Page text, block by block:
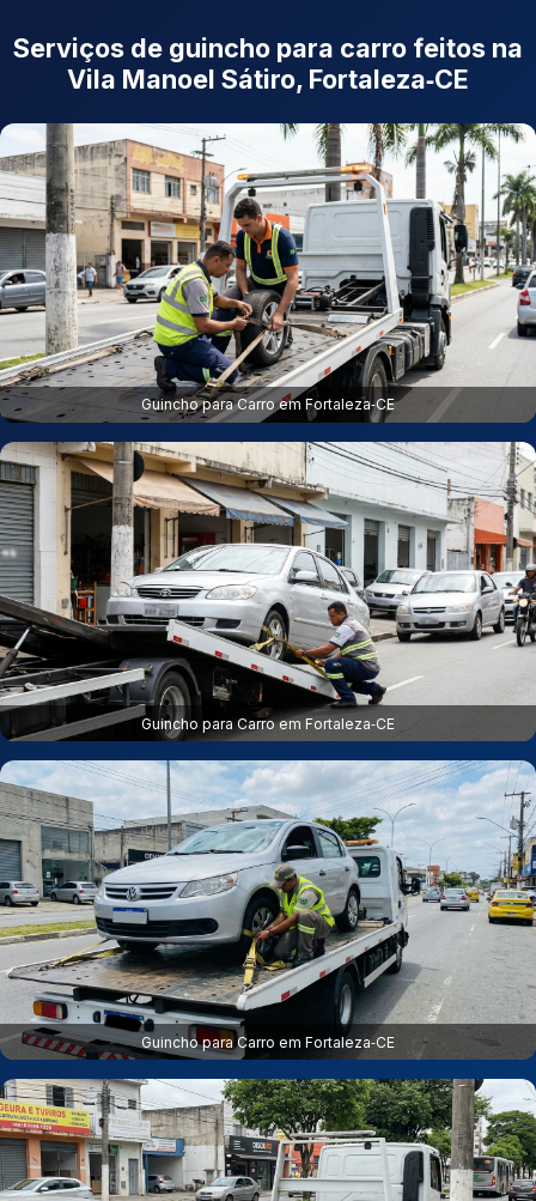
Serviços de guincho para carro feitos na
Vila Manoel Sátiro, Fortaleza‑CE
Guincho para Carro em Fortaleza‑CE
Guincho para Carro em Fortaleza‑CE
Guincho para Carro em Fortaleza‑CE